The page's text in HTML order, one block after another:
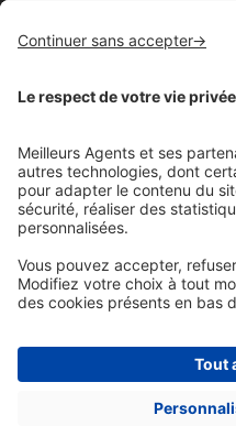
Nos honoraires de vente
Politique de confidentialité
Mentions comparateur
Aide
Contactez-nous